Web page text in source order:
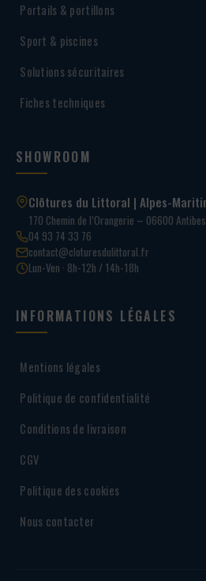
Portails & portillons
Sport & piscines
Solutions sécuritaires
Fiches techniques
SHOWROOM
Clôtures du Littoral | Alpes-
170 Chemin de l’Orangerie – 06600 Antibes
04 93 74 33 76
contact@cloturesdulittoral.fr
Lun-Ven · 8h-12h / 14h-18h
INFORMATIONS LÉGALES
Mentions légales
Politique de confidentialité
Conditions de livraison
CGV
Politique des cookies
Nous contacter